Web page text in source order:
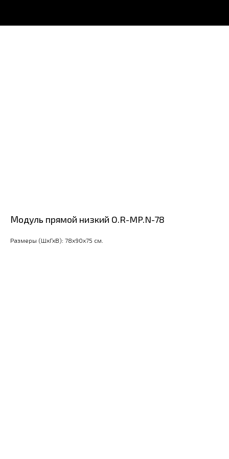
Модуль прямой низкий O.R-MP.N-78
Размеры (ШхГхВ): 78x90x75 см.